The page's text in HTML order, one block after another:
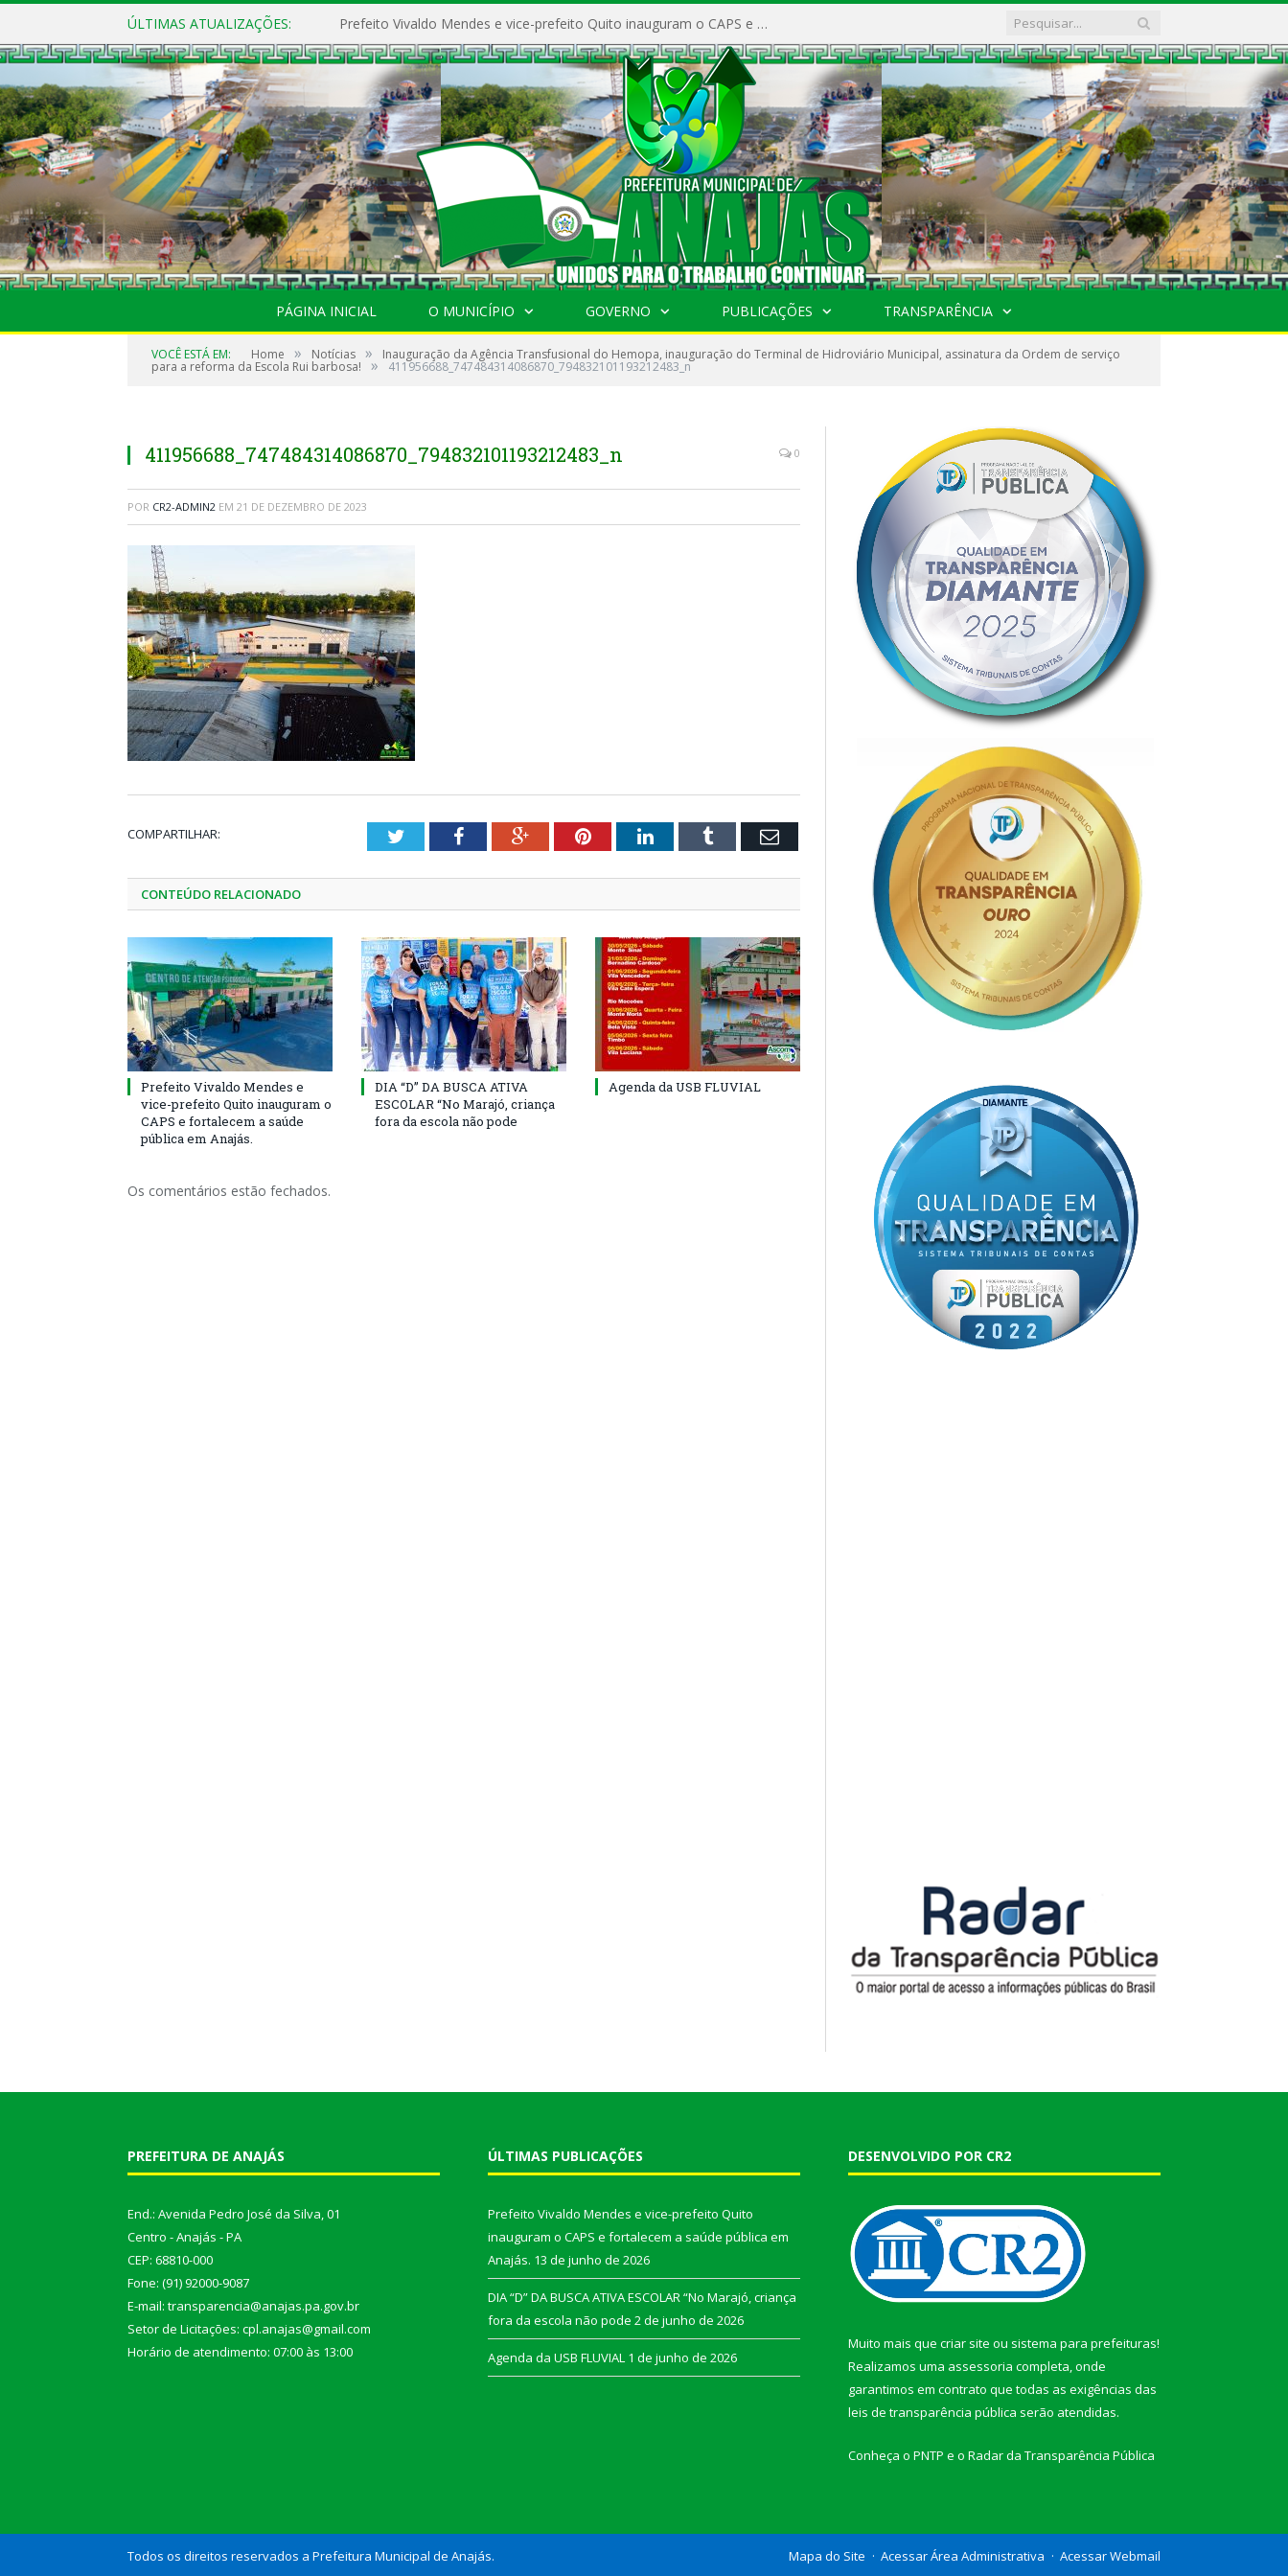
ÚLTIMAS ATUALIZAÇÕES: Prefeito Vivaldo Mendes e vice-prefeito Quito inauguram o CAPS e fortalecem a saúde pública em Anajás.
PÁGINA INICIAL O MUNICÍPIO GOVERNO PUBLICAÇÕES TRANSPARÊNCIA
VOCÊ ESTÁ EM: Home » Notícias » Inauguração da Agência Transfusional do Hemopa, inauguração do Terminal de Hidroviário Municipal, assinatura da Ordem de serviço
para a reforma da Escola Rui barbosa! » 411956688_747484314086870_794832101193212483_n
411956688_747484314086870_794832101193212483_n 0
POR CR2-ADMIN2 EM 21 DE DEZEMBRO DE 2023
COMPARTILHAR: TwitterFacebookGoogle+PinterestLinkedInTumblr Email
CONTEÚDO RELACIONADO
Prefeito Vivaldo Mendes e
vice-prefeito Quito inauguram o
CAPS e fortalecem a saúde
pública em Anajás.
DIA “D” DA BUSCA ATIVA
ESCOLAR “No Marajó, criança
fora da escola não pode
Agenda da USB FLUVIAL
Os comentários estão fechados.
PREFEITURA DE ANAJÁS
End.: Avenida Pedro José da Silva, 01
Centro - Anajás - PA
CEP: 68810-000
Fone: (91) 92000-9087
E-mail: transparencia@anajas.pa.gov.br
Setor de Licitações: cpl.anajas@gmail.com
Horário de atendimento: 07:00 às 13:00
ÚLTIMAS PUBLICAÇÕES
Prefeito Vivaldo Mendes e vice-prefeito Quito
inauguram o CAPS e fortalecem a saúde pública em
Anajás. 13 de junho de 2026
DIA “D” DA BUSCA ATIVA ESCOLAR “No Marajó, criança
fora da escola não pode 2 de junho de 2026
Agenda da USB FLUVIAL 1 de junho de 2026
DESENVOLVIDO POR CR2
Muito mais que criar site ou sistema para prefeituras!
Realizamos uma assessoria completa, onde
garantimos em contrato que todas as exigências das
leis de transparência pública serão atendidas.
Conheça o PNTP e o Radar da Transparência Pública
Todos os direitos reservados a Prefeitura Municipal de Anajás. Mapa do Site Acessar Área Administrativa Acessar Webmail